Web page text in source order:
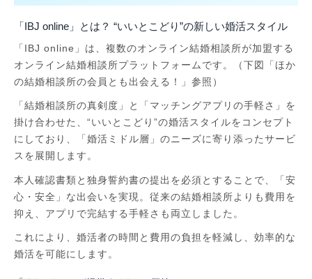
「IBJ online」とは？ “いいとこどり”の新しい婚活スタイル
「IBJ online」は、複数のオンライン結婚相談所が加盟する
オンライン結婚相談所プラットフォームです。（下図「ほか
の結婚相談所の会員とも出会える！」参照）
「結婚相談所の真剣度」と「マッチングアプリの手軽さ」を
掛け合わせた、“いいとこどり”の婚活スタイルをコンセプト
にしており、「婚活ミドル層」のニーズに寄り添ったサービ
スを展開します。
本人確認書類と独身誓約書の提出を必須とすることで、「安
心・安全」な出会いを実現。従来の結婚相談所よりも費用を
抑え、アプリで完結する手軽さも両立しました。
これにより、婚活者の時間と費用の負担を軽減し、効率的な
婚活を可能にします。